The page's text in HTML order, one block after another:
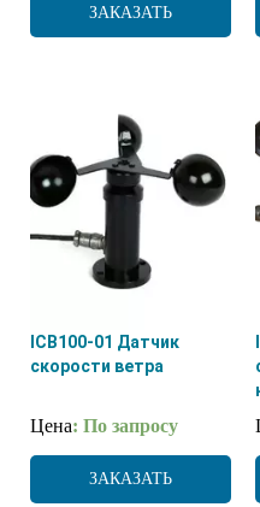
ЗАКАЗАТЬ
ICB100-01 Датчик
скорости ветра
Цена: По запросу
ЗАКАЗАТЬ